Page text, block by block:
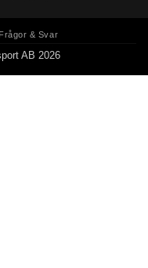
Frågor & Svar
AB 2026